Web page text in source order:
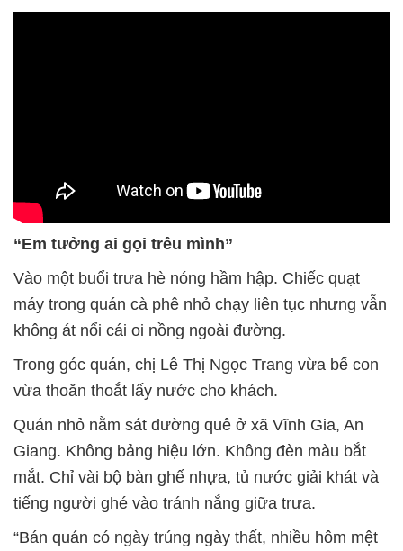
“Em tưởng ai gọi trêu mình”
Vào một buổi trưa hè nóng hầm hập. Chiếc quạt
máy trong quán cà phê nhỏ chạy liên tục nhưng vẫn
không át nổi cái oi nồng ngoài đường.
Trong góc quán, chị Lê Thị Ngọc Trang vừa bế con
vừa thoăn thoắt lấy nước cho khách.
Quán nhỏ nằm sát đường quê ở xã Vĩnh Gia, An
Giang. Không bảng hiệu lớn. Không đèn màu bắt
mắt. Chỉ vài bộ bàn ghế nhựa, tủ nước giải khát và
tiếng người ghé vào tránh nắng giữa trưa.
“Bán quán có ngày trúng ngày thất, nhiều hôm mệt